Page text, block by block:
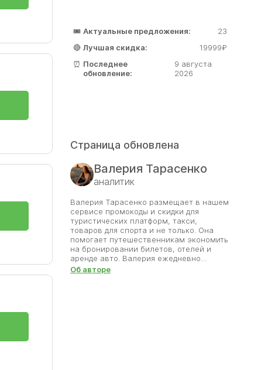
🎟️ Актуальные предложения:
23
🔴 Лучшая скидка:
19999₽
⏰ Последнее
обновление:
9 августа
2026
Страница обновлена
Валерия Тарасенко
аналитик
Валерия Тарасенко размещает в нашем
сервисе промокоды и скидки для
туристических платформ, такси,
товаров для спорта и не только. Она
помогает путешественникам экономить
на бронировании билетов, отелей и
аренде авто. Валерия ежедневно
анализирует акции сервисов,
сравнивает условия и отбирает только
Об авторе